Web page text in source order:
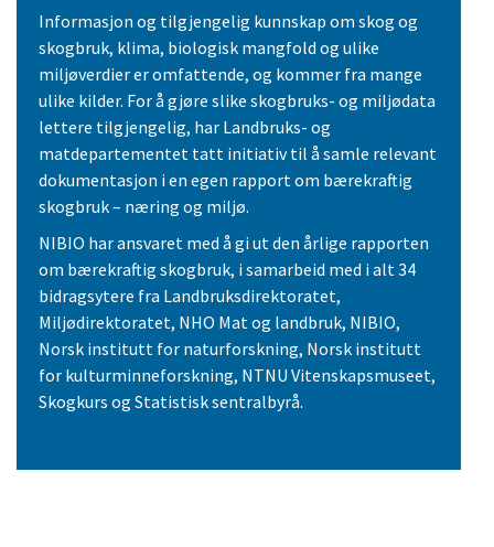
Informasjon og tilgjengelig kunnskap om skog og
skogbruk, klima, biologisk mangfold og ulike
miljøverdier er omfattende, og kommer fra mange
ulike kilder. For å gjøre slike skogbruks- og miljødata
lettere tilgjengelig, har Landbruks- og
matdepartementet tatt initiativ til å samle relevant
dokumentasjon i en egen rapport om bærekraftig
skogbruk – næring og miljø.
NIBIO har ansvaret med å gi ut den årlige rapporten
om bærekraftig skogbruk, i samarbeid med i alt 34
bidragsytere fra Landbruksdirektoratet,
Miljødirektoratet, NHO Mat og landbruk, NIBIO,
Norsk institutt for naturforskning, Norsk institutt
for kulturminneforskning, NTNU Vitenskapsmuseet,
Skogkurs og Statistisk sentralbyrå.